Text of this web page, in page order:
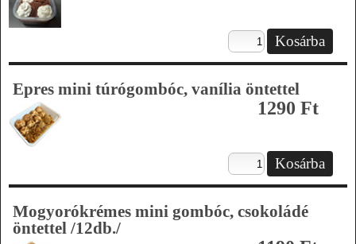
Epres mini túrógombóc, vanília öntettel
1290 Ft
Mogyorókrémes mini gombóc, csokoládé
öntettel /12db./